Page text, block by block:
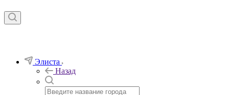
Элиста
Назад